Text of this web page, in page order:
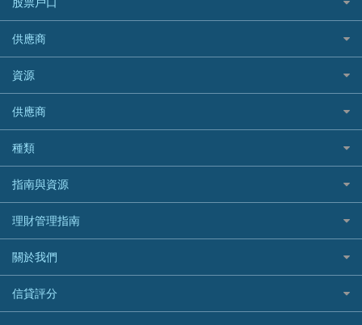
OCBC 華僑銀行
PrimeCredit 安信信貸
Promise 邦民日本財務
Rabbit Credit月兔信貸
Standard Chartered 渣打銀行
UA 亞洲聯合財務
WeLab Bank
WeLend 貸款
高獎賞信用卡推薦
酒店信用卡
東亞銀行
SIM
Airwallex信用卡
定期人壽保險
危疾保險
年金資訊
樓宇火險
歐洲旅遊保險及資訊
越南旅遊保險及資訊
澳洲旅遊保險及資訊
長者嘆世界
家庭親子遊
自駕遊比較
相機有得保
專為孕婦設計的最佳旅遊保險
最佳滑雪旅遊保險
最適合BB的旅遊保險
Allianz 安聯
Allied World 世聯
Avo
中國銀行
Bolttech 保特
Blue Cross 藍十字
中國平安
HSBC滙豐銀行
MSIG 三井住友
Prudential 保誠
QBE 昆士蘭
Starr
中銀汽車保險
Allianz安聯汽車保險
bolttech保障汽車保險
Zurich蘇黎世汽車保險
QBE昆士蘭汽車保險
平安汽車保險
富途證券
IB盈透證券
老虎證券
uSMART 盈立證券
華盛証券
長橋證券
WeBull微牛證券
漲樂全球通｜華泰國際
OSL
供應商
富途牛牛好唔好？
Webull微牛證券好唔好？
Longbridge長橋證券好唔好？
老虎證券好唔好？
華盛証券好唔好？
漲樂全球通好唔好？
IB盈透證券好唔好？
盈立證券 uSMART 好唔好？
Stashaway好唔好？
資源
股票戶口開戶
證券行邊間好？
港股5隻高息ETF精選
什麼是ETF？
香港30大高息股排行
黃金ETF懶人包
最值得注意的比特幣ETF
選股策略：五步調查攻略
供應商
銀行戶口比較
尊尚銀行戶口
Citi Plus
中信銀行inMotion
Airwallex銀行
種類
定期存款
港元定存
人民幣定存
美元定存
英鎊定存
澳元定存
指南與資源
理財資訊
識慳識賺
債務管理
投資理財
置業安居
理財管理指南
常用相關詞彙
MoneyHero電子報
所有合作銀行或機構
關於我們
服務承諾
網上支援
信貸評分